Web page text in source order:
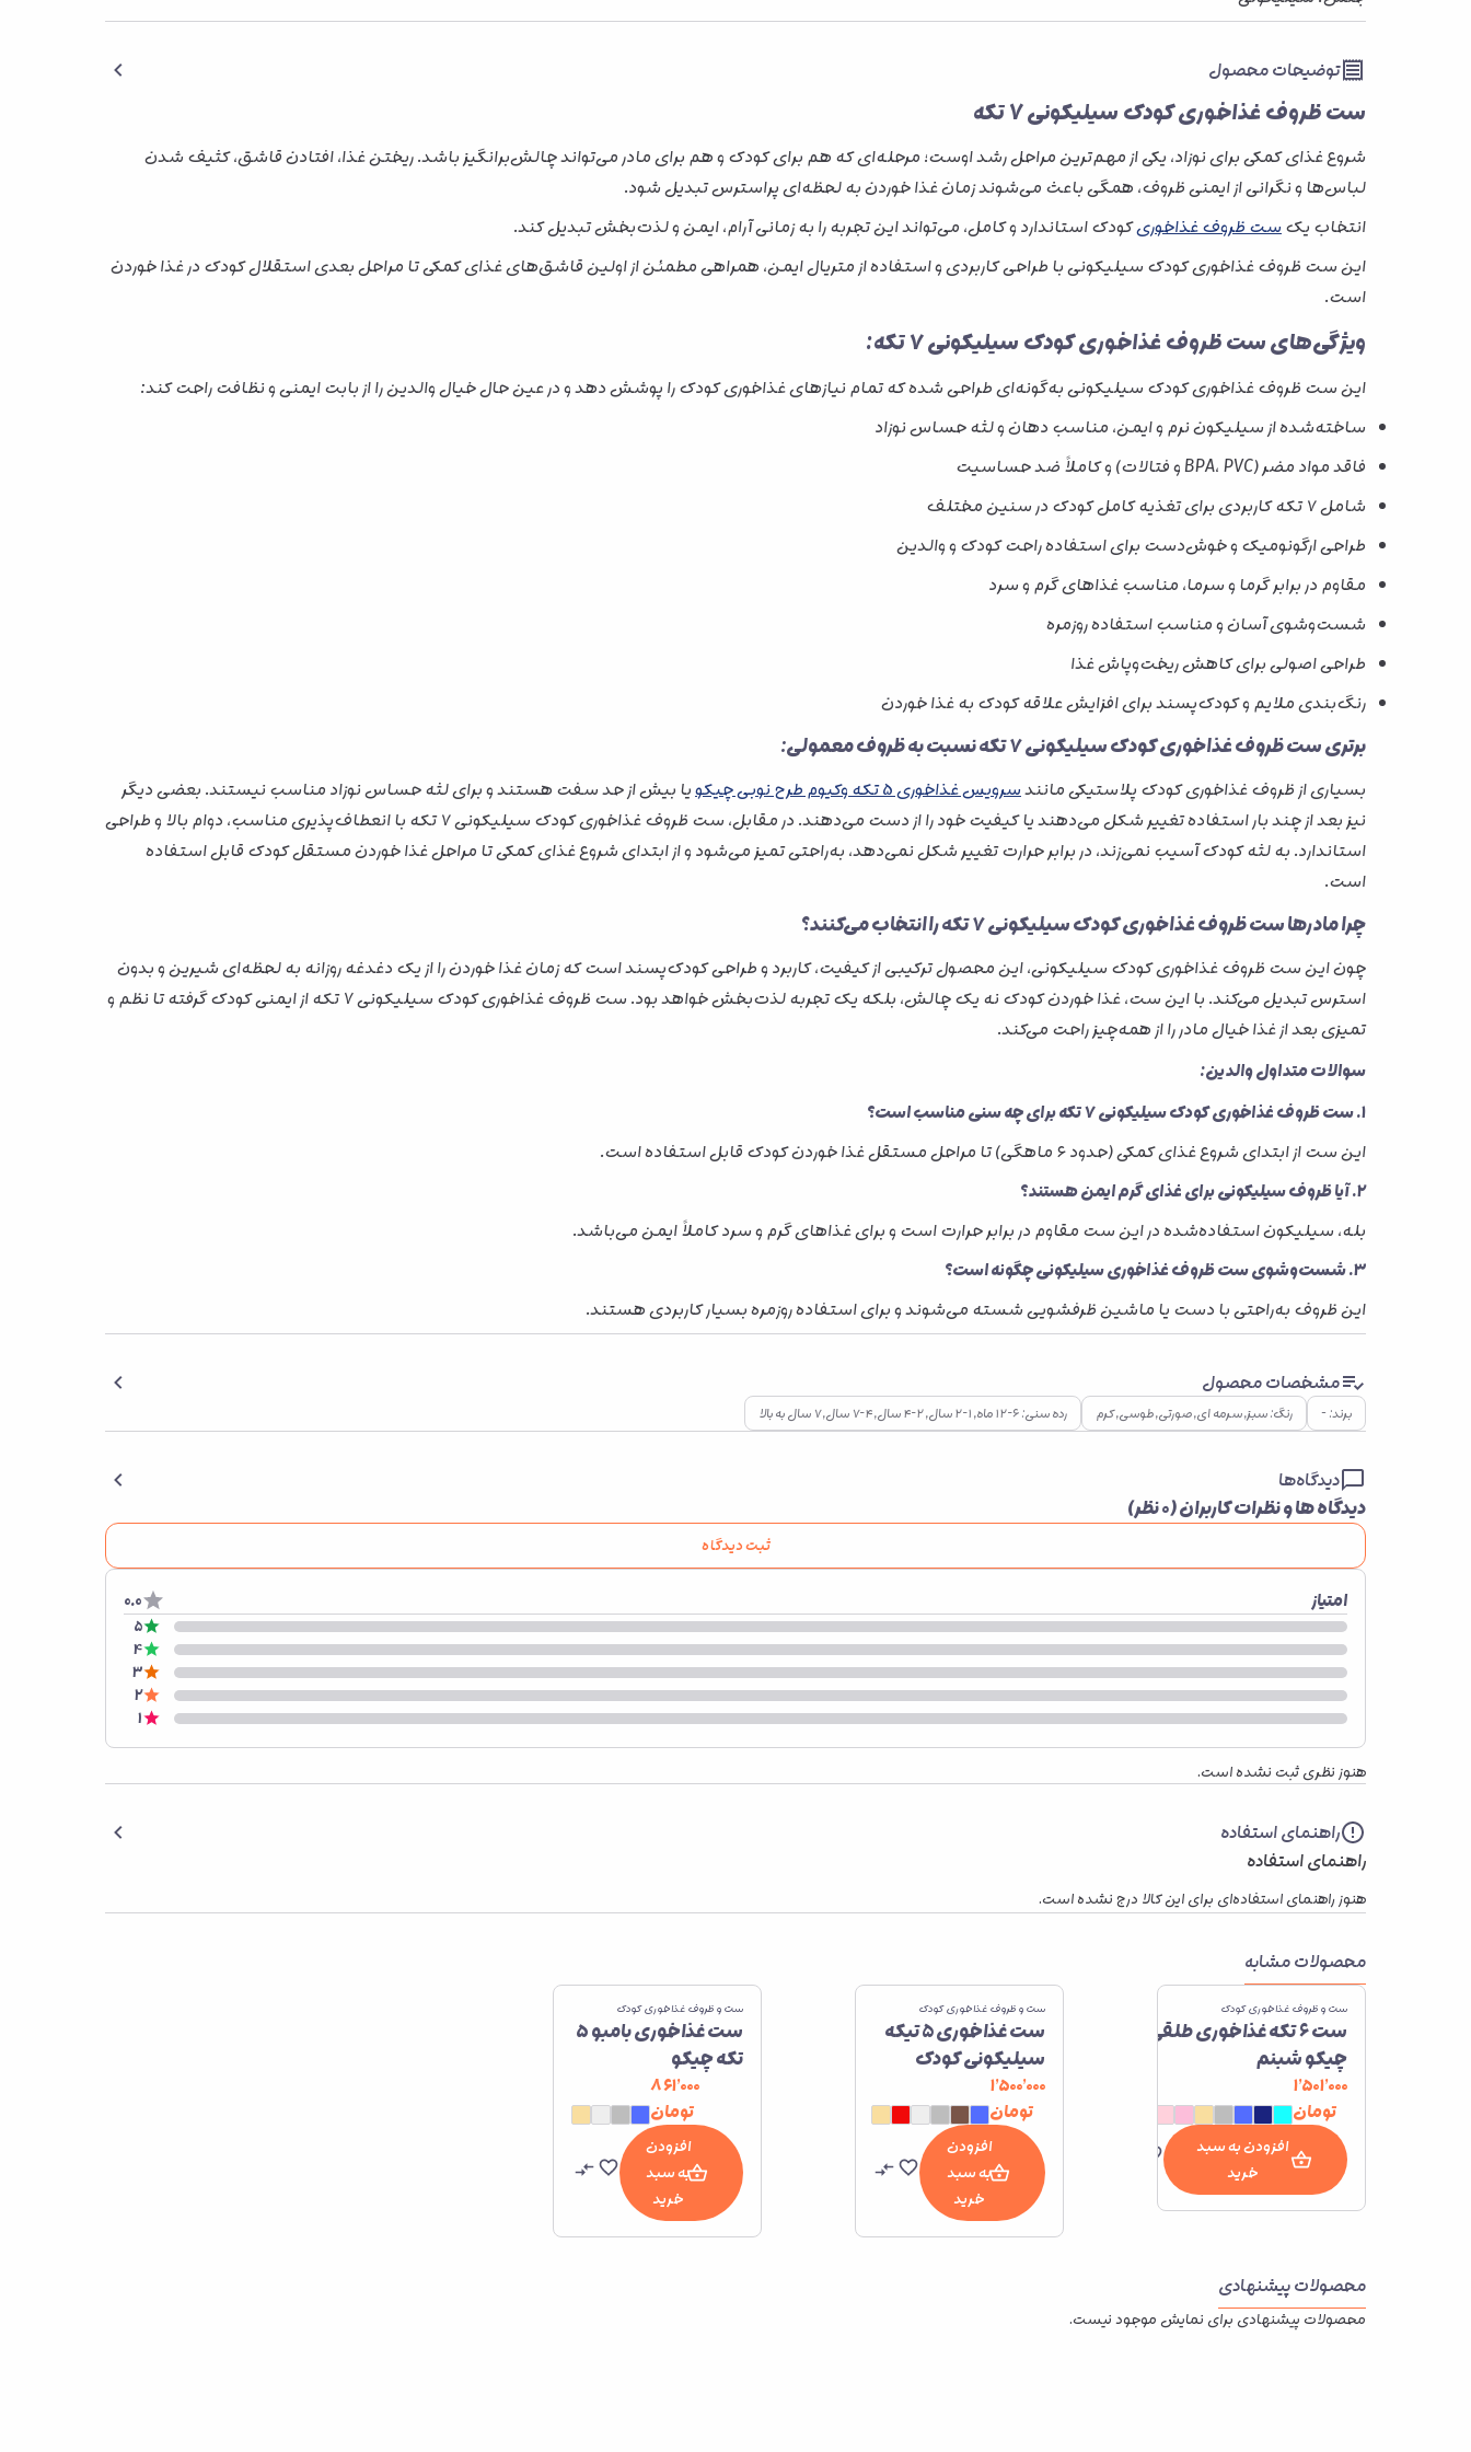
توضیحات محصول
ست ظروف غذاخوری کودک سیلیکونی 7 تکه
شروع غذای کمکی برای نوزاد، یکی از مهم‌ترین مراحل رشد اوست؛ مرحله‌ای که هم برای کودک و هم برای مادر می‌تواند چالش‌برانگیز باشد. ریختن غذا، افتادن قاشق، کثیف شدن
لباس‌ها و نگرانی از ایمنی ظروف، همگی باعث می‌شوند زمان غذا خوردن به لحظه‌ای پراسترس تبدیل شود.
انتخاب یکست ظروف غذاخوریکودک استاندارد و کامل، می‌تواند این تجربه را به زمانی آرام، ایمن و لذت‌بخش تبدیل کند.
این ست ظروف غذاخوری کودک سیلیکونی با طراحی کاربردی و استفاده از متریال ایمن، همراهی مطمئن از اولین قاشق‌های غذای کمکی تا مراحل بعدی استقلال کودک در غذا خوردن
است.
ویژگی‌های ست ظروف غذاخوری کودک سیلیکونی ۷ تکه:
این ست ظروف غذاخوری کودک سیلیکونی به‌گونه‌ای طراحی شده که تمام نیازهای غذاخوری کودک را پوشش دهد و در عین حال خیال والدین را از بابت ایمنی و نظافت راحت کند:
ساخته‌شده از سیلیکون نرم و ایمن، مناسب دهان و لثه حساس نوزاد
فاقد مواد مضر (BPA، PVC و فتالات) و کاملاً ضد حساسیت
شامل ۷ تکه کاربردی برای تغذیه کامل کودک در سنین مختلف
طراحی ارگونومیک و خوش‌دست برای استفاده راحت کودک و والدین
مقاوم در برابر گرما و سرما، مناسب غذاهای گرم و سرد
شست‌وشوی آسان و مناسب استفاده روزمره
طراحی اصولی برای کاهش ریخت‌وپاش غذا
رنگ‌بندی ملایم و کودک‌پسند برای افزایش علاقه کودک به غذا خوردن
برتری ست ظروف غذاخوری کودک سیلیکونی 7 تکه نسبت به ظروف معمولی:
بسیاری از ظروف غذاخوری کودک پلاستیکی مانندسرویس غذاخوری 5 تکه وکیوم طرح نوبی چیکو
یا بیش از حد سفت هستند و برای لثه حساس نوزاد مناسب نیستند. بعضی دیگر
نیز بعد از چند بار استفاده تغییر شکل می‌دهند یا کیفیت خود را از دست می‌دهند. در مقابل، ست ظروف غذاخوری کودک سیلیکونی ۷ تکه با انعطاف‌پذیری مناسب، دوام بالا و طراحی
استاندارد. به لثه کودک آسیب نمی‌زند، در برابر حرارت تغییر شکل نمی‌دهد، به‌راحتی تمیز می‌شود و از ابتدای شروع غذای کمکی تا مراحل غذا خوردن مستقل کودک قابل استفاده
است.
چرا مادرها ست ظروف غذاخوری کودک سیلیکونی 7 تکه را انتخاب می‌کنند؟
چون این ست ظروف غذاخوری کودک سیلیکونی، این محصول ترکیبی از کیفیت، کاربرد و طراحی کودک‌پسند است که زمان غذا خوردن را از یک دغدغه روزانه به لحظه‌ای شیرین و بدون
استرس تبدیل می‌کند. با این ست، غذا خوردن کودک نه یک چالش، بلکه یک تجربه لذت‌بخش خواهد بود. ست ظروف غذاخوری کودک سیلیکونی 7 تکه از ایمنی کودک گرفته تا نظم و
تمیزی بعد از غذا خیال مادر را از همه‌چیز راحت می‌کند.
سوالات متداول والدین:
۱. ست ظروف غذاخوری کودک سیلیکونی ۷ تکه برای چه سنی مناسب است؟
این ست از ابتدای شروع غذای کمکی (حدود ۶ ماهگی) تا مراحل مستقل غذا خوردن کودک قابل استفاده است.
۲. آیا ظروف سیلیکونی برای غذای گرم ایمن هستند؟
بله، سیلیکون استفاده‌شده در این ست مقاوم در برابر حرارت است و برای غذاهای گرم و سرد کاملاً ایمن می‌باشد.
۳. شست‌وشوی ست ظروف غذاخوری سیلیکونی چگونه است؟
این ظروف به‌راحتی با دست یا ماشین ظرفشویی شسته می‌شوند و برای استفاده روزمره بسیار کاربردی هستند.
مشخصات محصول
برند: - رنگ: سبز, سرمه ای, صورتی, طوسی, کرم رده سنی: ۶–۱۲ ماه, ۱–۲ سال, ۲–۴ سال, ۴–۷ سال, ۷ سال به بالا
دیدگاه‌ها
دیدگاه ها و نظرات کاربران (۰نظر)
ثبت دیدگاه
امتیاز 0.0
5
4
3
2
1
هنوز نظری ثبت نشده است.
راهنمای استفاده
راهنمای استفاده
هنوز راهنمای استفاده‌ای برای این کالا درج نشده است.
محصولات مشابه
ست و ظروف غذاخوری کودک
ست 6 تکه غذاخوری طلقی
چیکو شبنم
۱٬۵۰۱٬۰۰۰
تومان
افزودن به سبد
خرید
ست و ظروف غذاخوری کودک
ست غذاخوری 5 تیکه
سیلیکونی کودک
چیکو مدل میلو
۱٬۵۰۰٬۰۰۰
تومان
افزودن
به سبد
خرید
ست و ظروف غذاخوری کودک
ست غذاخوری بامبو ۵
تکه چیکو
۸۶۱٬۰۰۰
تومان
افزودن
به سبد
خرید
محصولات پیشنهادی
محصولات پیشنهادی برای نمایش موجود نیست.